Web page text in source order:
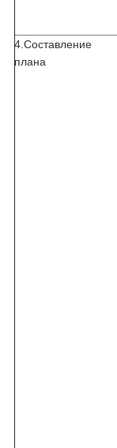
4.Составление
плана